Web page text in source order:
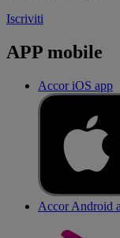
Iscriviti
APP mobile
Accor iOS app
Accor Android